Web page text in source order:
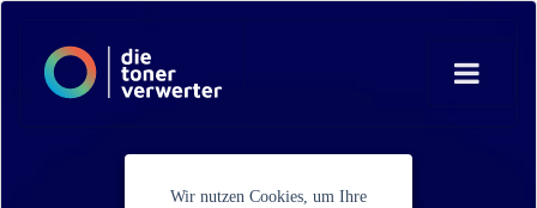
Wir nutzen Cookies, um Ihre